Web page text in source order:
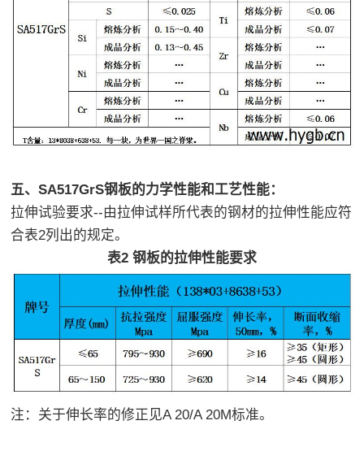
五、SA517GrS钢板的力学性能和工艺性能：
拉伸试验要求--由拉伸试样所代表的钢材的拉伸性能应符
合表2列出的规定。
表2 钢板的拉伸性能要求
注：关于伸长率的修正见A 20/A 20M标准。